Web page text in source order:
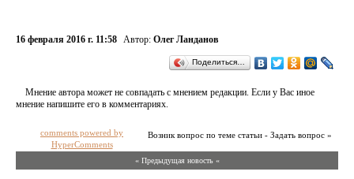
16 февраля 2016 г. 11:58 Автор: Олег Ланданов
Поделиться…
Мнение автора может не совпадать с мнением редакции. Если у Вас иное
мнение напишите его в комментариях.
Возник вопрос по теме статьи - Задать вопрос »
comments powered by
HyperComments
« Предыдущая новость «